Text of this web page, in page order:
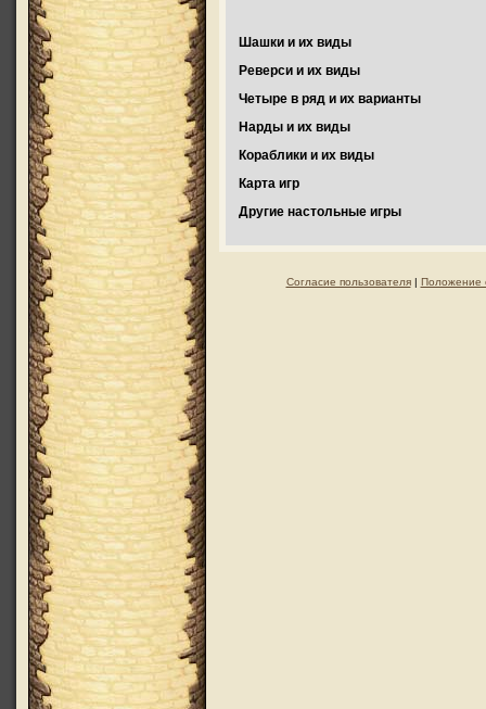
Шашки и их виды
Реверси и их виды
Четыре в ряд и их варианты
Нарды и их виды
Кораблики и их виды
Карта игр
Другие настольные игры
Согласие пользователя| Положение